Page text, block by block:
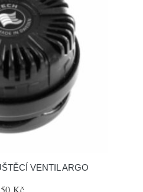
VENTIL ARGO
Kč